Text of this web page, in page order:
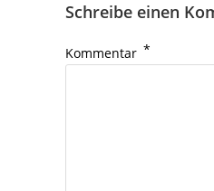
Schreibe einen
Kommentar *